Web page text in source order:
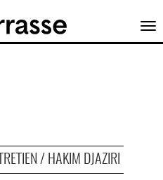
/ HAKIM DJAZIRI